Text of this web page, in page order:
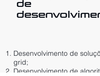
de
Desenvolvimento de
grid;
Desenvolvimento de